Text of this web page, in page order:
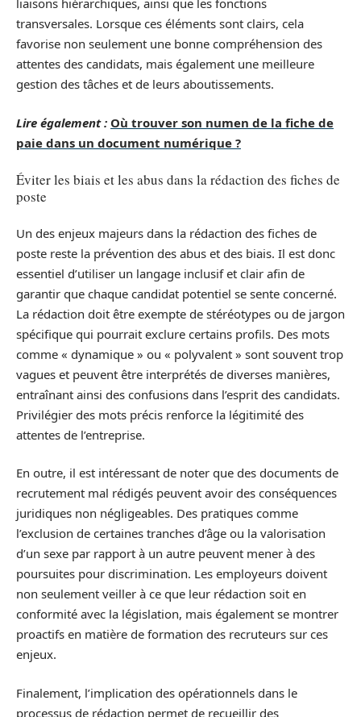
liaisons hiérarchiques, ainsi que les fonctions
transversales. Lorsque ces éléments sont clairs, cela
favorise non seulement une bonne compréhension des
attentes des candidats, mais également une meilleure
gestion des tâches et de leurs aboutissements.
Lire également : Où trouver son numen de la fiche de
paie dans un document numérique ?
Éviter les biais et les abus dans la rédaction des fiches de
poste
Un des enjeux majeurs dans la rédaction des fiches de
poste reste la prévention des abus et des biais. Il est donc
essentiel d’utiliser un langage inclusif et clair afin de
garantir que chaque candidat potentiel se sente concerné.
La rédaction doit être exempte de stéréotypes ou de jargon
spécifique qui pourrait exclure certains profils. Des mots
comme « dynamique » ou « polyvalent » sont souvent trop
vagues et peuvent être interprétés de diverses manières,
entraînant ainsi des confusions dans l’esprit des candidats.
Privilégier des mots précis renforce la légitimité des
attentes de l’entreprise.
En outre, il est intéressant de noter que des documents de
recrutement mal rédigés peuvent avoir des conséquences
juridiques non négligeables. Des pratiques comme
l’exclusion de certaines tranches d’âge ou la valorisation
d’un sexe par rapport à un autre peuvent mener à des
poursuites pour discrimination. Les employeurs doivent
non seulement veiller à ce que leur rédaction soit en
conformité avec la législation, mais également se montrer
proactifs en matière de formation des recruteurs sur ces
enjeux.
Finalement, l’implication des opérationnels dans le
processus de rédaction permet de recueillir des